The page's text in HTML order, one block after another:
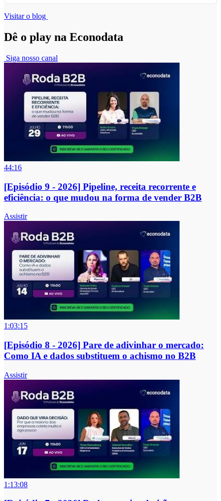
Visitar o blog
Dê o play na Econodata
Siga nosso canal
44:16
[Episódio 9 - 2026] Pipeline, receita recorrente e
eficiência: o que mudou na forma de vender B2B
Assistir
1:03:15
[Episódio 8 - 2026] Pare de adivinhar o mercado:
Como IA e dados substituem o achismo no B2B
Assistir
1:13:08